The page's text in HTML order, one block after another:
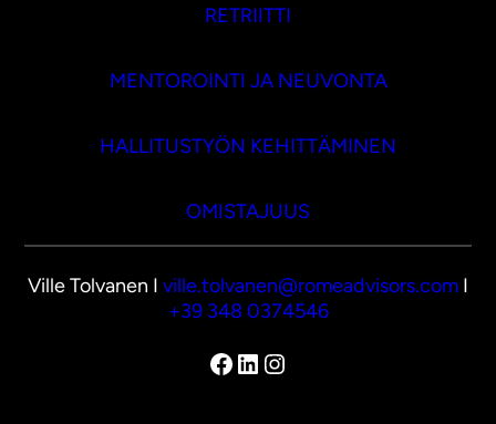
RETRIITTI
MENTOROINTI JA NEUVONTA
HALLITUSTYÖN KEHITTÄMINEN
OMISTAJUUS
Ville Tolvanen I ville.tolvanen@romeadvisors.com I
+39 348 0374546
Facebook
LinkedIn
Instagram